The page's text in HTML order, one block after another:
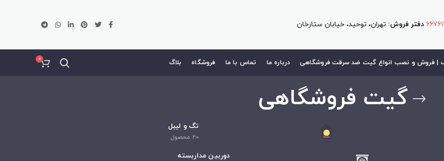
دفتر فروش: تهران، توحید، خیابان ستارخان
| فروش و نصب انواع گیت ضد سرقت فروشگاهی درباره ما تماس با ما فروشگاه بلاگ 0
گیت فروشگاهی
تگ و لیبل
20 محصول
دوربین مداربسته